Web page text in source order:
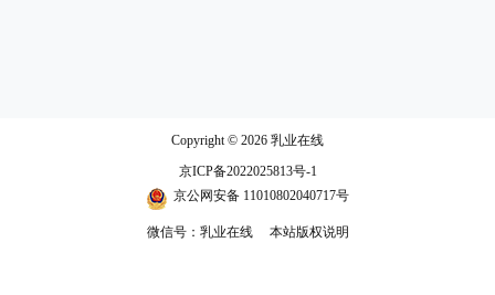
Copyright © 2026 乳业在线
京ICP备2022025813号-1
京公网安备 11010802040717号
微信号：乳业在线 本站版权说明